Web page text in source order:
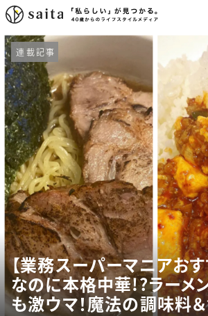
連載記事
【業務スーパーマニアお
なのに本格中華!?ラーメ
も激ウマ！魔法の調味料